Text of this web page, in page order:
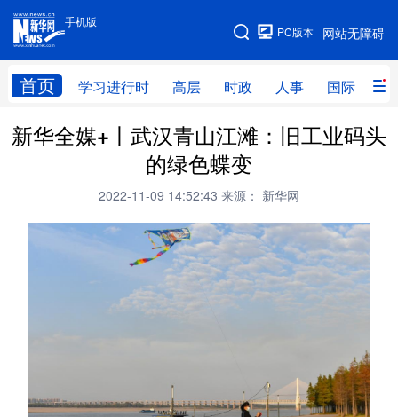
手机版
网站无障碍
PC版本
首页 学习进行时 高层 时政 人事 国际 财
手机版
网站地图
学习进行时 高层 时政 人事
财经 网评
全球连线
科创 量子 体育
书画 健康 军事
食品 信息化 数字经济
新华全媒+丨武汉青山江滩：旧工业码头
的绿色蝶变
2022-11-09 14:52:43 来源： 新华网